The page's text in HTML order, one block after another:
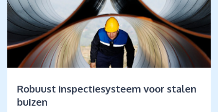
Robuust inspectiesysteem voor stalen
buizen